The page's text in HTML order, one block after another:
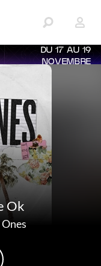
DU 17 AU 19
NOVEMBRE
Ok